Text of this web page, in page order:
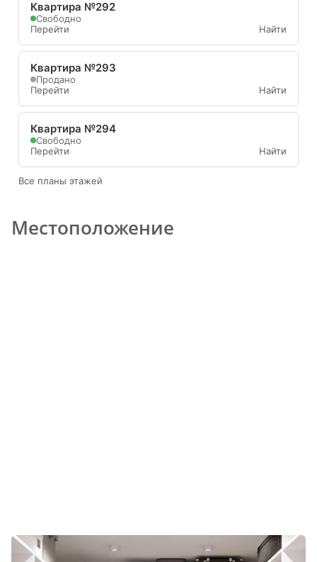
Квартира №292
Свободно
Перейти
Найти
Квартира №293
Продано
Перейти
Найти
Квартира №294
Свободно
Перейти
Найти
Все планы этажей
Местоположение